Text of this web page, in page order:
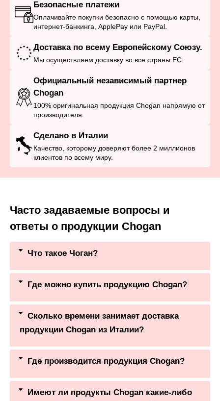
Безопасные платежи
Оплачивайте покупки безопасно с помощью карты,
интернет-банкинга, ApplePay или PayPal.
Доставка по всему Европейскому Союзу.
Мы осуществляем доставку во все страны ЕС.
Официальный независимый партнер
Chogan
100% оригинальная продукция Chogan напрямую от
производителя.
Сделано в Италии
Качество, которому доверяют более 2 миллионов
клиентов по всему миру.
Часто задаваемые вопросы и
ответы о продукции Chogan
Что такое Чоган?
Где можно купить продукцию Chogan?
Сколько времени занимает доставка
продукции Chogan из Италии?
Где производится продукция Chogan?
Имеют ли продукты Chogan какие-либо